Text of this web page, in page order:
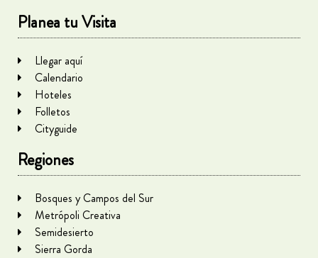
Planea tu Visita
Llegar aquí
Calendario
Hoteles
Folletos
Cityguide
Regiones
Bosques y Campos del Sur
Metrópoli Creativa
Semidesierto
Sierra Gorda